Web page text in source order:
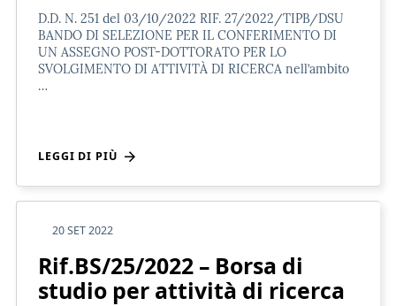
D.D. N. 251 del 03/10/2022 RIF. 27/2022/TIPB/DSU
BANDO DI SELEZIONE PER IL CONFERIMENTO DI
UN ASSEGNO POST-DOTTORATO PER LO
SVOLGIMENTO DI ATTIVITÀ DI RICERCA nell’ambito
…
LEGGI DI PIÙ
20 SET 2022
Rif.BS/25/2022 – Borsa di
studio per attività di ricerca